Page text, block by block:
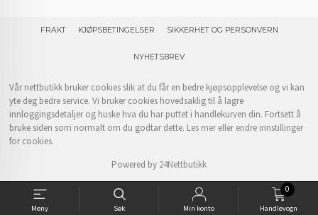
Meny Søk Min konto Handlevogn
0
FRAKT KJØPSBETINGELSER SIKKERHET OG PERSONVERN
NYHETSBREV
Vår nettbutikk bruker cookies slik at du får en bedre kjøpsopplevelse og vi kan
yte deg bedre service. Vi bruker cookies hovedsaklig til å lagre
innloggingsdetaljer og huske hva du har puttet i handlekurven din. Fortsett å
bruke siden som normalt om du godtar dette. Les merellerendre innstillinger
for cookies.
Powered by 24Nettbutikk